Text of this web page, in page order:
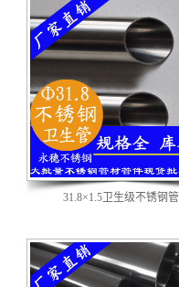
31.8×1.5卫生级不锈钢管